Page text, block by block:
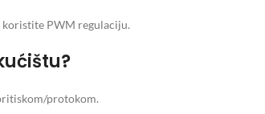
koristite PWM regulaciju.
protokom.